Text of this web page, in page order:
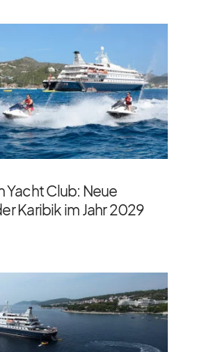
Yacht Club: Neue
Karibik im Jahr 2029